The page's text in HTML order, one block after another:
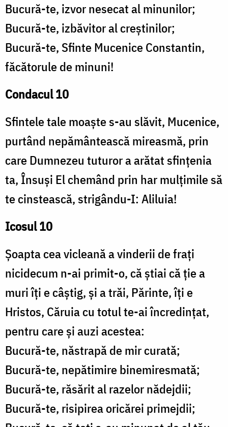
Bucură-te, izvor nesecat al minunilor;
Bucură-te, izbăvitor al creștinilor;
Bucură-te, Sfinte Mucenice Constantin,
făcătorule de minuni!
Condacul 10
Sfintele tale moaște s-au slăvit, Mucenice,
purtând nepământească mireasmă, prin
care Dumnezeu tuturor a arătat sfințenia
ta, Însuși El chemând prin har mulțimile să
te cinstească, strigându-I: Aliluia!
Icosul 10
Șoapta cea vicleană a vinderii de frați
nicidecum n-ai primit-o, că știai că ție a
muri îți e câștig, și a trăi, Părinte, îți e
Hristos, Căruia cu totul te-ai încredințat,
pentru care și auzi acestea:
Bucură-te, năstrapă de mir curată;
Bucură-te, nepătimire binemiresmată;
Bucură-te, răsărit al razelor nădejdii;
Bucură-te, risipirea oricărei primejdii;